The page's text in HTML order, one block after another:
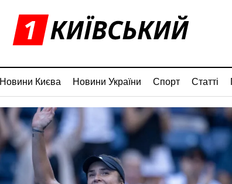
Новини Києва Новини України Спорт Статті